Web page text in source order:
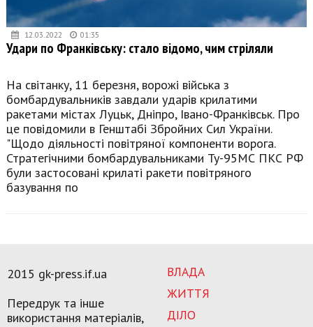
12.03.2022 01:35
Удари по Франківську: стало відомо, чим стріляли
На світанку, 11 березня, ворожі війська з
бомбардувальників завдали ударів крилатими
ракетами містах Луцьк, Дніпро, Івано-Франківськ. Про
це повідомили в Генштабі Збройних Сил України.
"Щодо діяльності повітряної компоненти ворога.
Стратегічними бомбардувальниками Ту-95МС ПКС РФ
були застосовані крилаті ракети повітряного
базування по
ВЛАДА
ЖИТТЯ
ДІЛО
2015 gk-press.if.ua
Передрук та інше
використання матеріалів,